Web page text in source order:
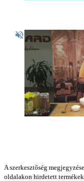
A szerkesztőség
oldalakon hirdetett